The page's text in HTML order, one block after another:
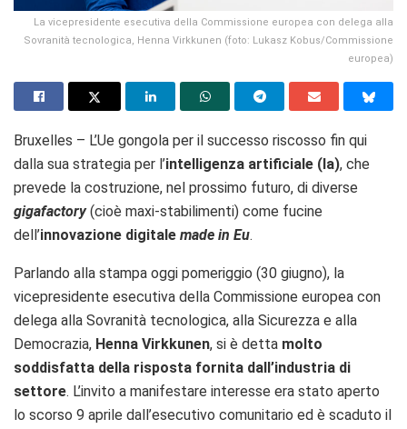
La vicepresidente esecutiva della Commissione europea con delega alla
Sovranità tecnologica, Henna Virkkunen (foto: Lukasz Kobus/Commissione
europea)
Bruxelles – L’Ue gongola per il successo riscosso fin qui
dalla sua strategia per l’intelligenza artificiale (Ia), che
prevede la costruzione, nel prossimo futuro, di diverse
gigafactory(cioè maxi-stabilimenti) come fucine
dell’innovazione digitale made in Eu.
Parlando alla stampa oggi pomeriggio (30 giugno), la
vicepresidente esecutiva della Commissione europea con
delega alla Sovranità tecnologica, alla Sicurezza e alla
Democrazia, Henna Virkkunen, si è detta molto
soddisfatta della risposta fornita dall’industria di
settore. L’invito a manifestare interesse era stato aperto
lo scorso 9 aprile dall’esecutivo comunitario ed è scaduto il